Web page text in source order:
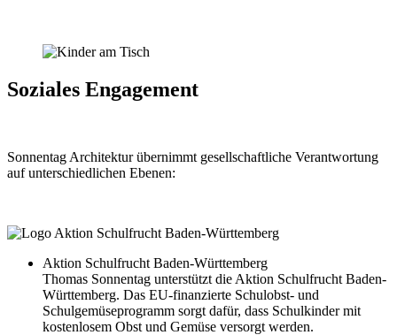
Soziales Engagement
Sonnentag Architektur übernimmt gesellschaftliche Verantwortung
auf unterschiedlichen Ebenen:
Aktion Schulfrucht Baden-Württemberg
Thomas Sonnentag unterstützt die Aktion Schulfrucht Baden-
Württemberg. Das EU-finanzierte Schulobst- und
Schulgemüseprogramm sorgt dafür, dass Schulkinder mit
kostenlosem Obst und Gemüse versorgt werden.